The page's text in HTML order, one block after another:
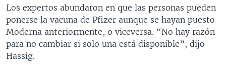
Los expertos abundaron en que las personas pueden
ponerse la vacuna de Pfizer aunque se hayan puesto
Moderna anteriormente, o viceversa. “No hay razón
para no cambiar si solo una está disponible”, dijo
Hassig.